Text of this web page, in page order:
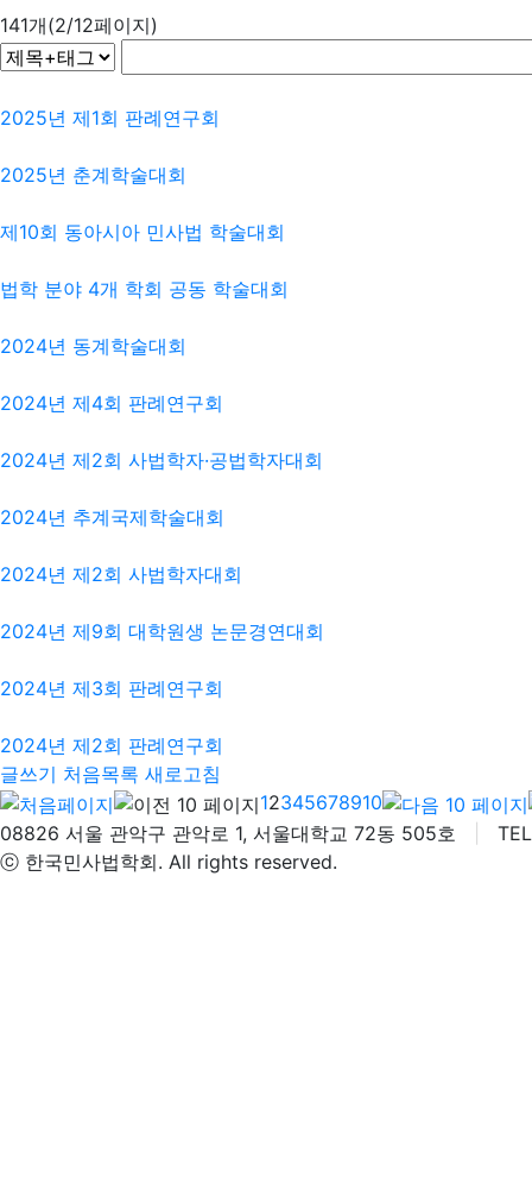
141개(2/12페이지)
2025년 제1회 판례연구회
2025년 춘계학술대회
제10회 동아시아 민사법 학술대회
법학 분야 4개 학회 공동 학술대회
2024년 동계학술대회
2024년 제4회 판례연구회
2024년 제2회 사법학자·공법학자대회
2024년 추계국제학술대회
2024년 제2회 사법학자대회
2024년 제9회 대학원생 논문경연대회
2024년 제3회 판례연구회
2024년 제2회 판례연구회
글쓰기 처음목록 새로고침
12345678910
08826 서울 관악구 관악로 1, 서울대학교 72동 505호
ⓒ 한국민사법학회. All rights reserved.